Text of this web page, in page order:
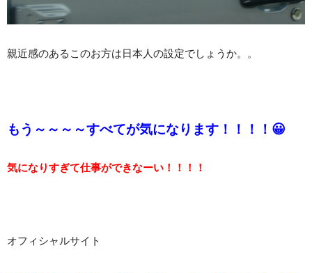
親近感のあるこのお方は日本人の設定でしょうか。。
もう～～～～すべてが気になります！！！！😀
気になりすぎて仕事ができなーい！！！！
オフィシャルサイト